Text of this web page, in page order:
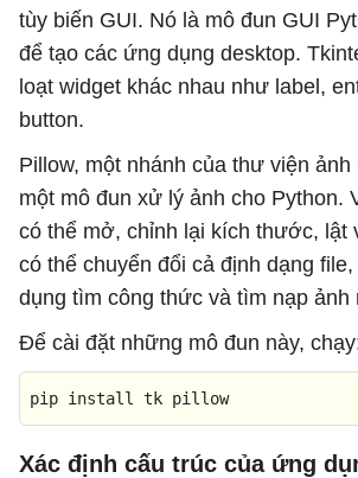
tùy biến GUI. Nó là mô đun GUI
để tạo các ứng dụng desktop.
loạt widget khác nhau như label,
button.
Pillow, một nhánh của thư viện ảnh
một mô đun xử lý ảnh cho Python.
có thể mở, chỉnh lại kích thước, lật
có thể chuyển đổi cả định dạng
dụng tìm công thức và tìm nạp ảnh
Để cài đặt những mô đun này,
pip install tk pillow
Xác định cấu trúc của ứng